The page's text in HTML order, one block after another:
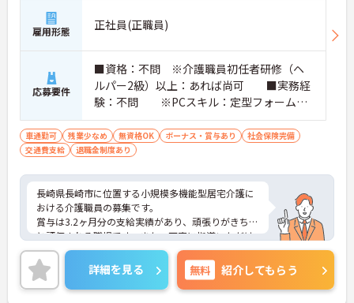
雇用形態 正社員(正職員)
応募要件
■資格：不問 ※介護職員初任者研修（ヘ
ルパー2級）以上：あれば尚可 ■実務経
験：不問 ※PCスキル：定型フォームへ
の入力程度 ■普通自動車運転免許（AT
限定可）：あれば尚可
車通勤可 残業少なめ 無資格OK ボーナス・賞与あり
社会保険完備
交通費支給
退職金制度あり
長崎県長崎市に位置する小規模多機能型居宅介護に
おける介護職員の募集です。
賞与は3.2ヶ月分の支給実績があり、頑張りがきちん
と評価される職場です。また、丁寧に指導いただけ
るので、業務に不安がある方でも安心してご勤務い
ただけます。
ご興味のある方には、面接対策ポイントなど、さら
に詳細をお話しいたしますのでお気軽にご相談くだ
詳細を見る 無料 紹介してもらう